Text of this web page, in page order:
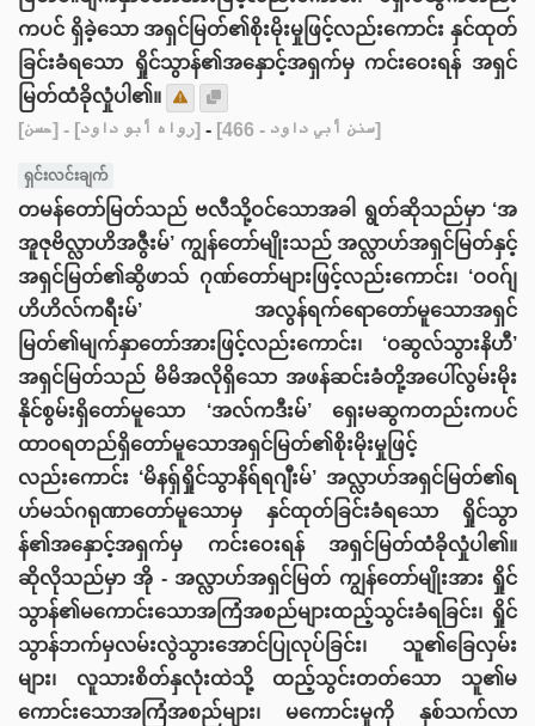
ကပင် ရှိခဲ့သော အရှင်မြတ်၏စိုးမိုးမှုဖြင့်လည်းကောင်း နှင်ထုတ်
ခြင်းခံရသော ရှိုင်သွာန်၏အနှောင့်အရှက်မှ ကင်းဝေးရန် အရှင်
မြတ်ထံခိုလှုံပါ၏။
[حسن]
- [رواه أبو داود] - [سنن أبي داود - 466]
ရှင်းလင်းချက်
တမန်တော်မြတ်သည် ဗလီသို့ဝင်သောအခါ ရွတ်ဆိုသည်မှာ ‘အ
အူဇုဗိလ္လာဟိအဇွီးမ်’ ကျွန်‌‌တော်မျိုးသည် အလ္လာဟ်အရှင်မြတ်နှင့်
အရှင်မြတ်၏ဆွိ‌ဖာသ် ဂုဏ်တော်များဖြင့်လည်းကောင်း၊ ‘ဝဝဂ်ျ
ဟိဟိလ်ကရီးမ်’ အလွန်ရက်ရောတော်မူသောအရှင်
မြတ်၏မျက်နှာတော်အားဖြင့်လည်းကောင်း၊ ‘ဝဆွလ်သွားနိဟီ’
အရှင်မြတ်သည် မိမိအလိုရှိသော အဖန်ဆင်းခံတို့အပေါ်လွမ်းမိုး
နိုင်စွမ်းရှိတော်မူသော ‘အလ်ကဒီးမ်’ ရှေးမဆွကတည်းကပင်
ထာဝရတည်ရှိတော်မူသောအရှင်မြတ်၏စိုးမိုးမှုဖြင့်
လည်းကောင်း ‘မိနရှ်ရှိုင်သွာနိရ်ရဂျီးမ်’ အလ္လာဟ်အရှင်မြတ်၏ရ
ဟ်မသ်ဂရုဏာတော်မူသောမှ နှင်ထုတ်ခြင်းခံရသော ရှိုင်သွာ
န်၏အနှောင့်အရှက်မှ ကင်းဝေးရန် အရှင်မြတ်ထံခိုလှုံပါ၏။
ဆိုလိုသည်မှာ အို - အလ္လာဟ်အရှင်မြတ် ကျွန်တော်မျိုးအား ရှိုင်
သွာန်၏မကောင်းသောအကြံအစည်များထည့်သွင်းခံရခြင်း၊ ရှိုင်
သွာန်ဘက်မှလမ်းလွဲသွားအောင်ပြုလုပ်ခြင်း၊ သူ၏ခြေလှမ်း
များ၊ လူသားစိတ်နှလုံးထဲသို့ ထည့်သွင်းတတ်သော သူ၏မ
ကောင်းသောအကြံအစည်များ၊ မကောင်းမှုကို နှစ်သက်လာ